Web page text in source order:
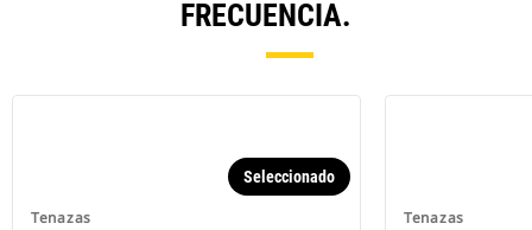
FRECUENCIA.
Tenazas
Seleccionado
Tenazas